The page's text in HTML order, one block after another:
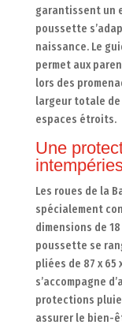
garantissent un
poussette
naissance. Le
permet aux
lors des
largeur totale de
espaces étroits.
Une
Les roues de la
spécialement
dimensions de 18
poussette se
pliées de 87 x
s’accompagne
protections
assurer le bien-